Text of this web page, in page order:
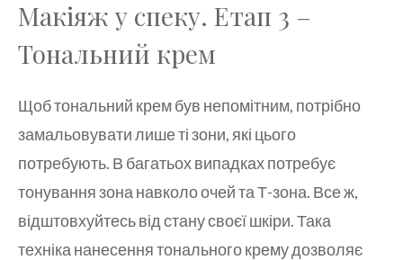
Макіяж у спеку. Етап 3 –
Тональний крем
Щоб тональний крем був непомітним, потрібно
замальовувати лише ті зони, які цього
потребують. В багатьох випадках потребує
тонування зона навколо очей та Т-зона. Все ж,
відштовхуйтесь від стану своєї шкіри. Така
техніка нанесення тонального крему дозволяє